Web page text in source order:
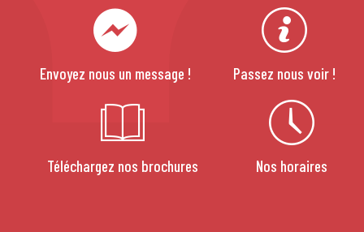
Envoyez nous un message ! Passez nous voir !
Téléchargez nos brochures Nos horaires